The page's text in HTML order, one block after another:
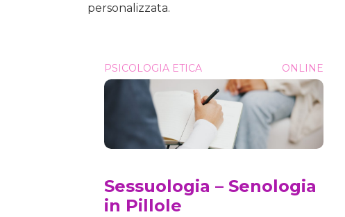
personalizzata.
Sessuologia &#8211; Senologia in Pillole
PSICOLOGIA ETICA ONLINE
Sessuologia – Senologia
in Pillole